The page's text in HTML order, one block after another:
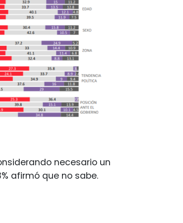
necesario un
afirmó que no sabe.